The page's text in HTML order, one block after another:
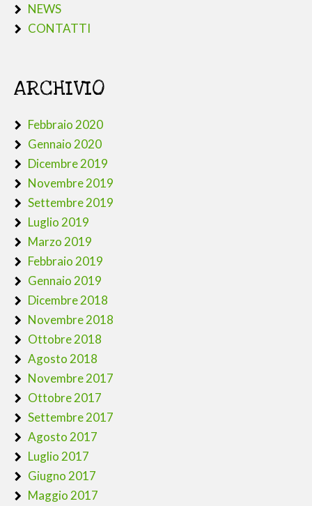
NEWS
CONTATTI
ARCHIVIO
Febbraio 2020
Gennaio 2020
Dicembre 2019
Novembre 2019
Settembre 2019
Luglio 2019
Marzo 2019
Febbraio 2019
Gennaio 2019
Dicembre 2018
Novembre 2018
Ottobre 2018
Agosto 2018
Novembre 2017
Ottobre 2017
Settembre 2017
Agosto 2017
Luglio 2017
Giugno 2017
Maggio 2017